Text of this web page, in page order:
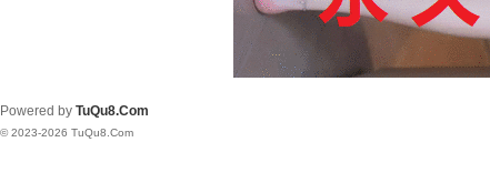
Powered by TuQu8.Com
© 2023-2026 TuQu8.Com